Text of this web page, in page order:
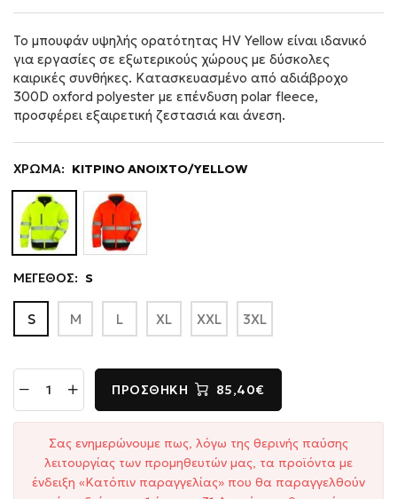
Το μπουφάν υψηλής ορατότητας HV Yellow είναι ιδανικό
για εργασίες σε εξωτερικούς χώρους με δύσκολες
καιρικές συνθήκες. Κατασκευασμένο από αδιάβροχο
300D oxford polyester με επένδυση polar fleece,
προσφέρει εξαιρετική ζεστασιά και άνεση.
ΧΡΩΜΑ: ΚΙΤΡΙΝΟ ΑΝΟΙΧΤΟ/YELLOW
ΜΕΓΕΘΟΣ: S
S M L XL XXL 3XL
ΠΡΟΣΘΉΚΗ 85,40€
Σας ενημερώνουμε πως, λόγω της θερινής παύσης
λειτουργίας των προμηθευτών μας, τα προϊόντα με
ένδειξη «Κατόπιν παραγγελίας» που θα παραγγελθούν